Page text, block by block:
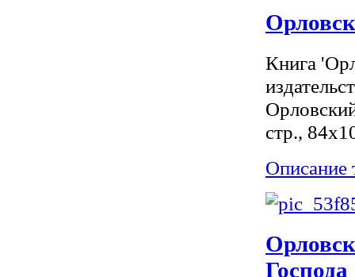
Книга
стр.,
Описание
Господа